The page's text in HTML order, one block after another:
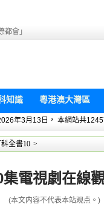
會」
知識 粵港澳大灣區
年3月13日， 本網站共
科全書10 >
集電視劇在線
(本文内容不代表本站观点。)